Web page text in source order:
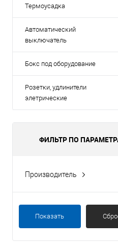
Термоусадка
Автоматический
выключатель
Бокс под оборудование
Розетки, удлинители
элетрические
ФИЛЬТР ПО
Производитель
Tantos
Показать